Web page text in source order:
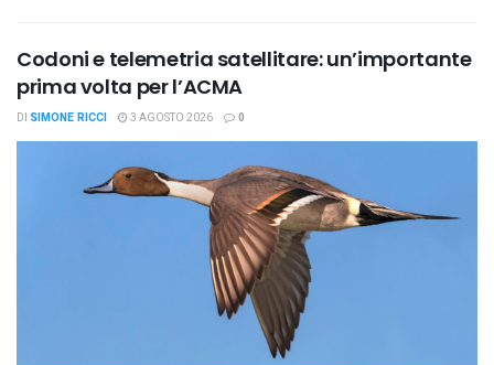
Codoni e telemetria satellitare: un’importante
prima volta per l’ACMA
DI SIMONE RICCI 3 AGOSTO 2026 0